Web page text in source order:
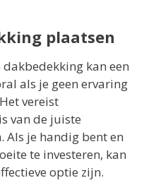
plaatsen
dakbedekking kan een
als je geen ervaring
vereist
van de juiste
Als je handig bent en
te investeren, kan
optie zijn.